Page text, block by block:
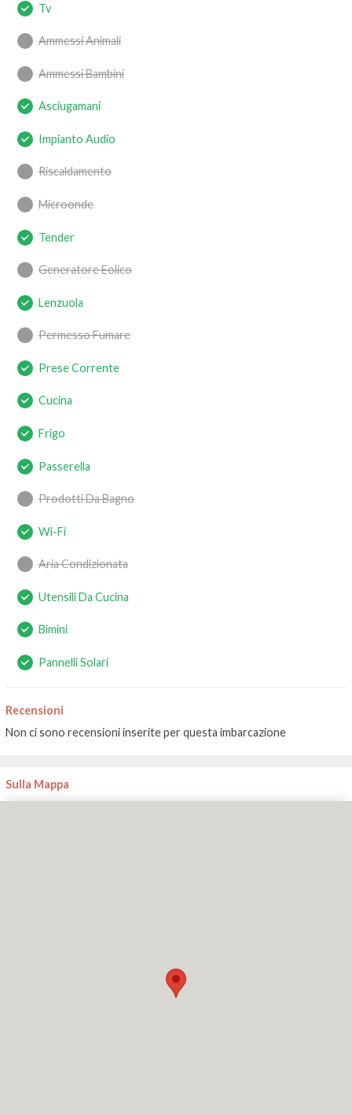
Tv
Ammessi Animali
Ammessi Bambini
Asciugamani
Impianto Audio
Riscaldamento
Microonde
Tender
Generatore Eolico
Lenzuola
Permesso Fumare
Prese Corrente
Cucina
Frigo
Passerella
Prodotti Da Bagno
Wi-Fi
Aria Condizionata
Utensili Da Cucina
Bimini
Pannelli Solari
Recensioni
Non ci sono recensioni inserite per questa imbarcazione
Sulla Mappa